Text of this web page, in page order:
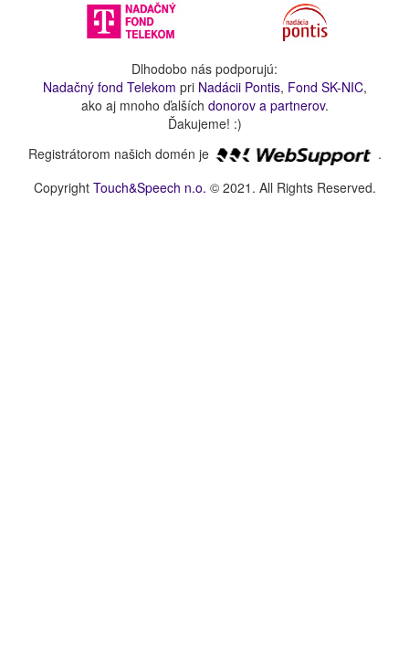
Dlhodobo nás podporujú:
Nadačný fond Telekom pri Nadácii Pontis, Fond SK-NIC,
ako aj mnoho ďalších donorov a partnerov.
Ďakujeme! :)
Registrátorom našich domén je
.
Copyright Touch&Speech n.o. © 2021. All Rights Reserved.